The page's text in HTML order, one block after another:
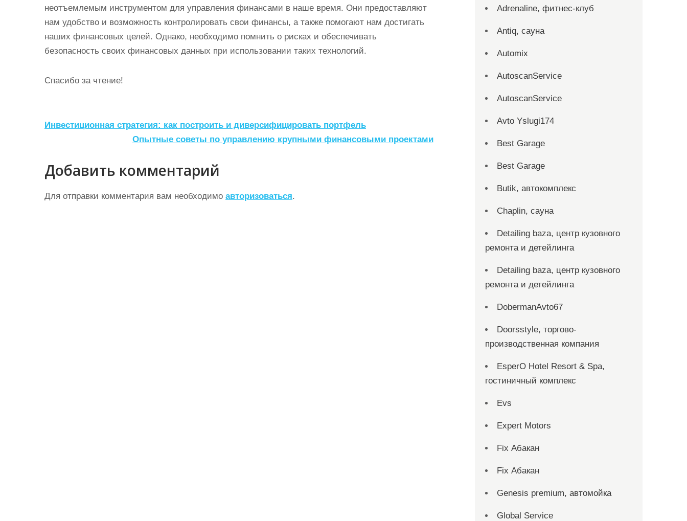
неотъемлемым инструментом для управления финансами в наше время. Они предоставляют
нам удобство и возможность контролировать свои финансы, а также помогают нам достигать
наших финансовых целей. Однако, необходимо помнить о рисках и обеспечивать
безопасность своих финансовых данных при использовании таких технологий.
Спасибо за чтение!
Н
в
и
г
Инвестиционная стратегия: как построить и диверсифицировать портфель
Опытные советы по управлению крупными финансовыми проектами
Добавить комментарий
Для отправки комментария вам необходимо авторизоваться.
Adrenaline, фитнес-клуб
Antiq, сауна
Automix
AutoscanService
AutoscanService
Avto Yslugi174
Best Garage
Best Garage
Butik, автокомплекс
Chaplin, сауна
Detailing baza, центр кузовного
ремонта и детейлинга
Detailing baza, центр кузовного
ремонта и детейлинга
DobermanAvto67
Doorsstyle, торгово-
производственная компания
EsperO Hotel Resort & Spa,
гостиничный комплекс
Evs
Expert Motors
Fix Абакан
Fix Абакан
Genesis premium, автомойка
Global Service